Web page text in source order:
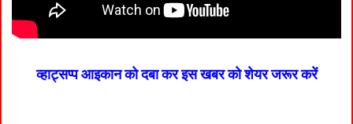
व्हाट्सप्प आइकान को दबा कर इस खबर को शेयर जरूर करें